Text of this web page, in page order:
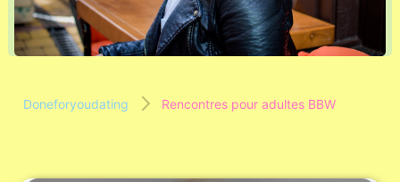
Doneforyoudating Rencontres pour adultes BBW